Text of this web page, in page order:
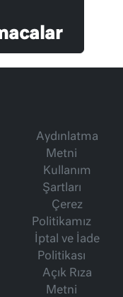
Aydınlatma
Metni
Kullanım
Şartları
Çerez
Politikamız
İptal ve İade
Politikası
Açık Rıza
Metni